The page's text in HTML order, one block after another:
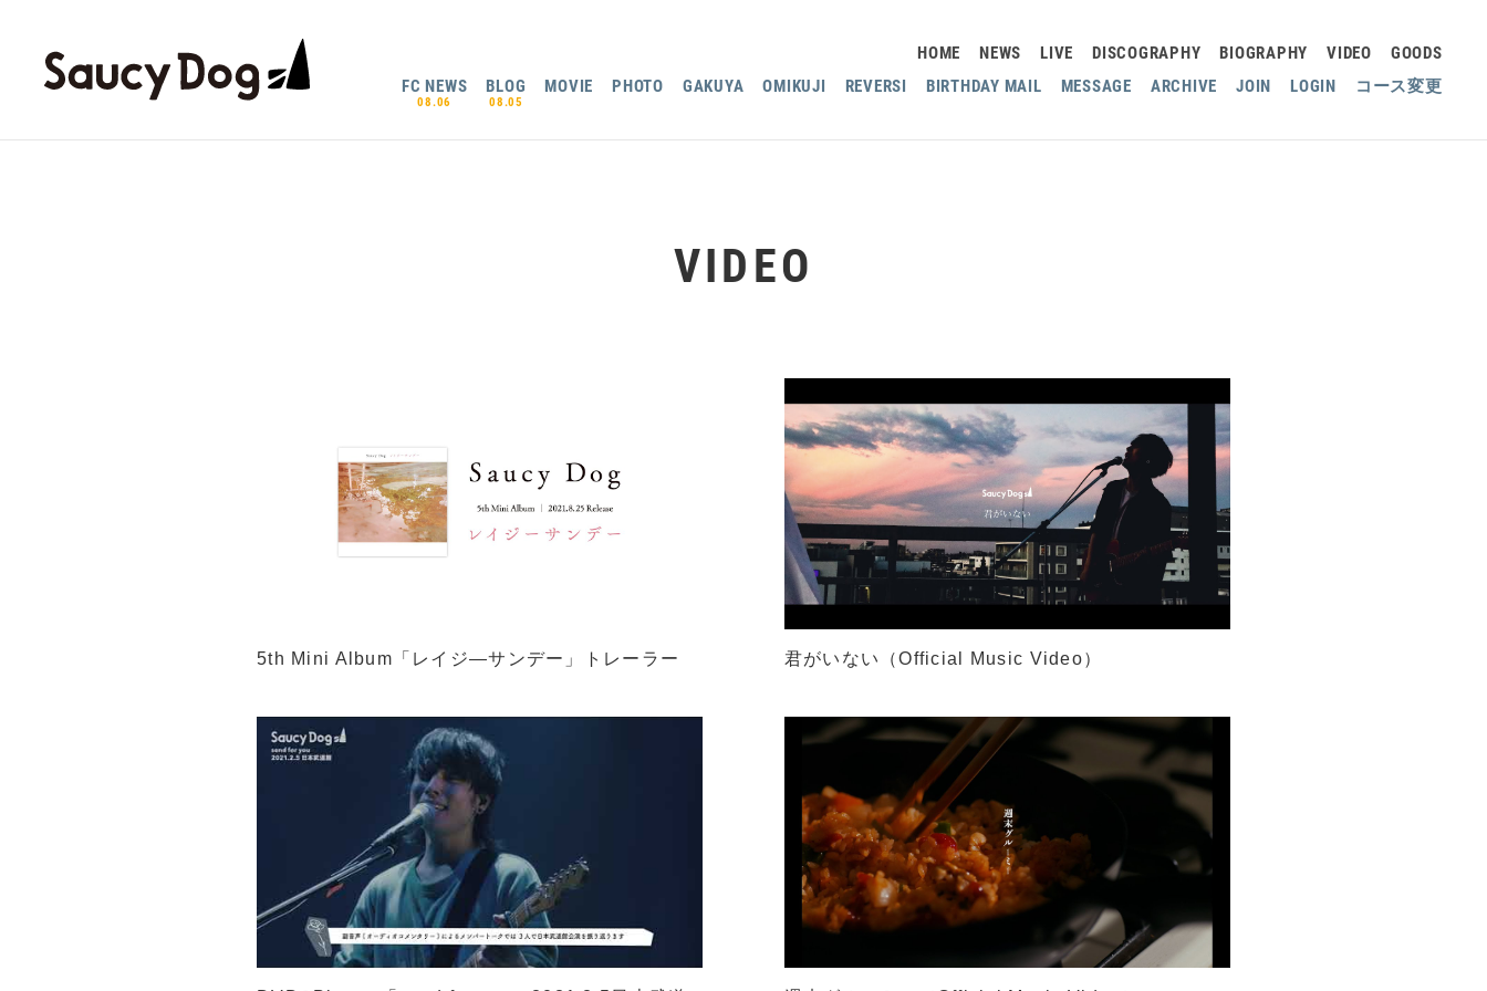
HOME NEWS LIVE DISCOGRAPHY BIOGRAPHY VIDEO
GOODS
FC NEWS
08.06
BLOG
08.05
MOVIE PHOTO GAKUYA OMIKUJI REVERSI BIRTHDAY MAIL MESSAGE ARCHIVE JOIN LOGIN コース変更
VIDEO
5th Mini Album「レイジ―サンデー」トレーラー 君がいない（Official Music Video）